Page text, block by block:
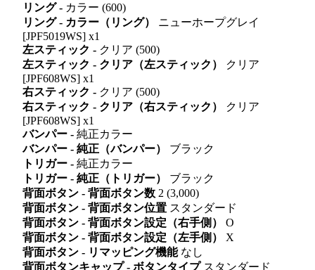
リング - カラー (600)
リング - カラー（リング）
ニューホープグレイ
[JPF5019WS] x1
左スティック - クリア (500)
左スティック - クリア（左スティック）
クリア
[JPF608WS] x1
右スティック - クリア (500)
右スティック - クリア（右スティック）
クリア
[JPF608WS] x1
バンパー - 純正カラー
バンパー - 純正（バンパー）
ブラック
トリガー - 純正カラー
トリガー - 純正（トリガー）
ブラック
背面ボタン - 背面ボタン数 2 (3,000)
背面ボタン - 背面ボタン位置 スタンダード
背面ボタン - 背面ボタン設定（右手側）
O
背面ボタン - 背面ボタン設定（左手側）
X
背面ボタン - リマッピング機能なし
背面ボタンキャップ - ボタンタイプスタンダード